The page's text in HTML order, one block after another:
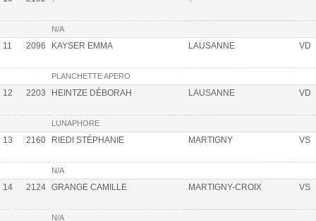
N/A
11 2096 KAYSER EMMA LAUSANNE VD
PLANCHETTE APERO
12 2203 HEINTZE DÉBORAH LAUSANNE VD
LUNAPHORE
13 2160 RIEDI STÉPHANIE MARTIGNY VS
N/A
14 2124 GRANGE CAMILLE MARTIGNY-CROIX VS
N/A